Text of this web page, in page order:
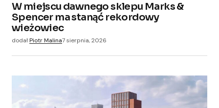
Your E-mail*
Zapamiętaj moje dane w tej przeglądarce
podczas pisania kolejnych komentarzy.
Submit Comment
W miejscu dawnego sklepu Marks &
Spencer ma stanąć rekordowy
wieżowiec
dodałPiotr Malina7 sierpnia, 2026